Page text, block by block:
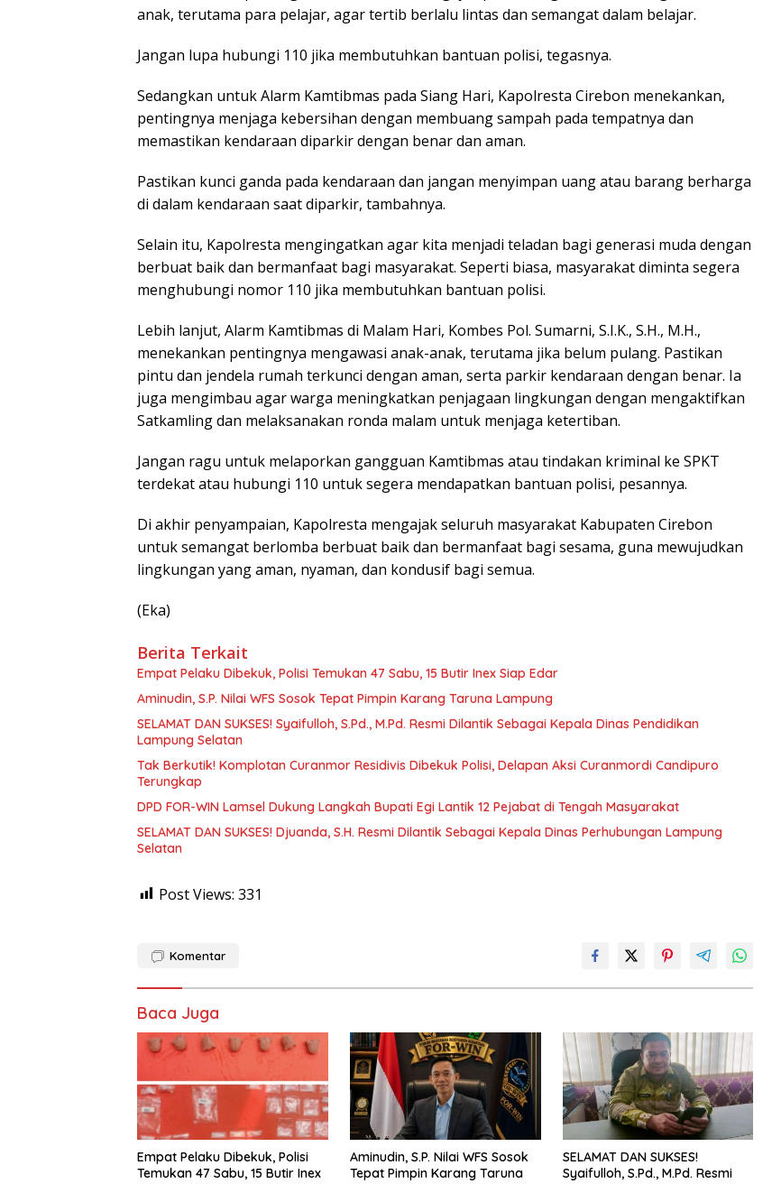
anak, terutama para pelajar, agar tertib berlalu lintas dan semangat dalam belajar.
Jangan lupa hubungi 110 jika membutuhkan bantuan polisi, tegasnya.
Sedangkan untuk Alarm Kamtibmas pada Siang Hari, Kapolresta Cirebon menekankan,
pentingnya menjaga kebersihan dengan membuang sampah pada tempatnya dan
memastikan kendaraan diparkir dengan benar dan aman.
Pastikan kunci ganda pada kendaraan dan jangan menyimpan uang atau barang berharga
di dalam kendaraan saat diparkir, tambahnya.
Selain itu, Kapolresta mengingatkan agar kita menjadi teladan bagi generasi muda dengan
berbuat baik dan bermanfaat bagi masyarakat. Seperti biasa, masyarakat diminta segera
menghubungi nomor 110 jika membutuhkan bantuan polisi.
Lebih lanjut, Alarm Kamtibmas di Malam Hari, Kombes Pol. Sumarni, S.I.K., S.H., M.H.,
menekankan pentingnya mengawasi anak-anak, terutama jika belum pulang. Pastikan
pintu dan jendela rumah terkunci dengan aman, serta parkir kendaraan dengan benar. Ia
juga mengimbau agar warga meningkatkan penjagaan lingkungan dengan mengaktifkan
Satkamling dan melaksanakan ronda malam untuk menjaga ketertiban.
Jangan ragu untuk melaporkan gangguan Kamtibmas atau tindakan kriminal ke SPKT
terdekat atau hubungi 110 untuk segera mendapatkan bantuan polisi, pesannya.
Di akhir penyampaian, Kapolresta mengajak seluruh masyarakat Kabupaten Cirebon
untuk semangat berlomba berbuat baik dan bermanfaat bagi sesama, guna mewujudkan
lingkungan yang aman, nyaman, dan kondusif bagi semua.
(Eka)
Berita Terkait
Empat Pelaku Dibekuk, Polisi Temukan 47 Sabu, 15 Butir Inex Siap Edar
Aminudin, S.P. Nilai WFS Sosok Tepat Pimpin Karang Taruna Lampung
SELAMAT DAN SUKSES! Syaifulloh, S.Pd., M.Pd. Resmi Dilantik Sebagai Kepala Dinas Pendidikan
Lampung Selatan
Tak Berkutik! Komplotan Curanmor Residivis Dibekuk Polisi, Delapan Aksi Curanmordi Candipuro
Terungkap
DPD FOR-WIN Lamsel Dukung Langkah Bupati Egi Lantik 12 Pejabat di Tengah Masyarakat
SELAMAT DAN SUKSES! Djuanda, S.H. Resmi Dilantik Sebagai Kepala Dinas Perhubungan Lampung
Selatan
Post Views: 331
Komentar
Baca Juga
Empat Pelaku Dibekuk, Polisi
Temukan 47 Sabu, 15 Butir Inex
Aminudin, S.P. Nilai WFS Sosok
Tepat Pimpin Karang Taruna
SELAMAT DAN SUKSES!
Syaifulloh, S.Pd., M.Pd. Resmi